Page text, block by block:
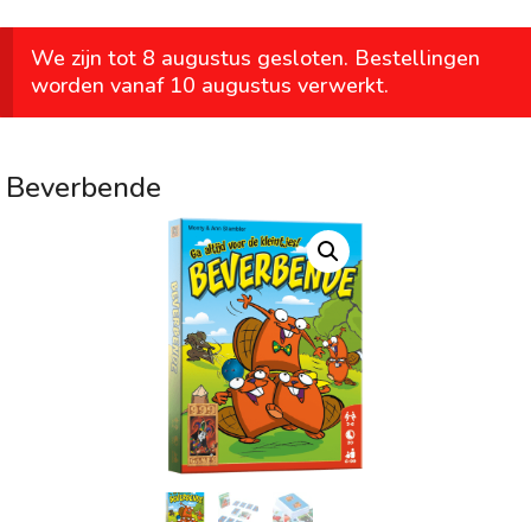
We zijn tot 8 augustus gesloten. Bestellingen
worden vanaf 10 augustus verwerkt.
Beverbende